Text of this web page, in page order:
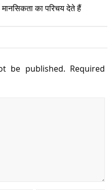
मानसिकता का परिचय देते हैं
be published. Required